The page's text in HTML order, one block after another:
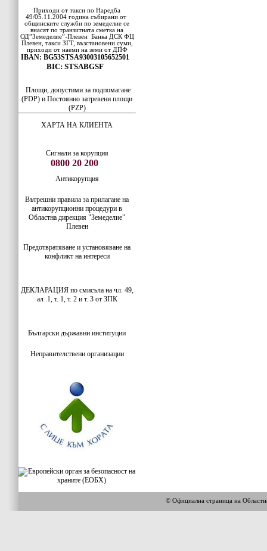
Приходи от такси по Наредба
49/05.11.2004 година събирани от
общинските служби по земеделие се
внасят по транзитната сметка на
ОД”Земеделие”-Плевен Банка ДСКФЦ
Плевен, такси ЗГТ, възстановени суми,
приходи от наеми на земи от ДПФ
IBAN: BG53STSA93003105652501
BIC: STSABGSF
Площи, допустими за подпомагане
(PDP) и Постоянно затревени площи
(PZP)
ХАРТА НА КЛИЕНТА
Сигнали за корупция
0800 20 200
Антикорупция
Вътрешни правила за прилагане на
антикорупционни процедури в
Областна дирекция "Земеделие"
Плевен
Предотвратяване и установяване на
конфликт на интереси
ДЕКЛАРАЦИЯ по смисъла на чл. 49,
ал .1, т. 1, т. 2 и т. 3 от ЗПК
Български държавни институции
Неправителствени организации
© Официална страница на